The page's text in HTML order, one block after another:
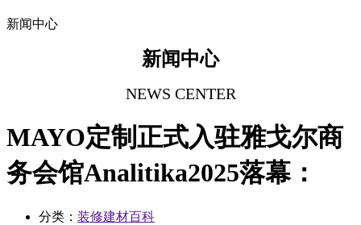
新闻中心
新闻中心
NEWS CENTER
MAYO定制正式入驻雅戈尔商
务会馆Analitika2025落幕：
分类： 装修建材百科